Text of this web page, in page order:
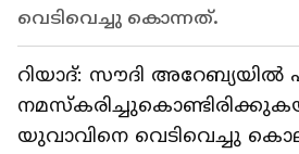
വെടിവെച്ചു കൊന്നത്.
റിയാദ്: സൗദി അറേബ്യയില്‍
യുവാവിനെ വെടിവെച്ചു